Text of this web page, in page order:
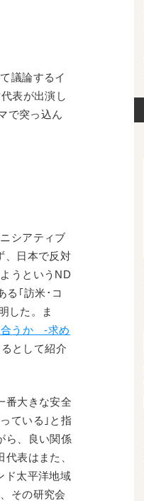
議論するイ
表が出演し
で突っ込ん
シアティブ
、日本で反対
うというND
る｢訪米･コ
した。ま
合うか -求め
として紹介
番大きな安全
ている｣と指
ら、良い関係
表はまた、
ド太平洋地域
その研究会